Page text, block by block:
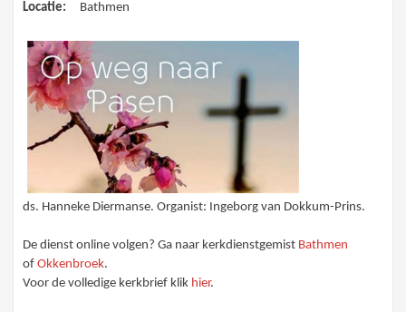
Locatie:
Bathmen
ds. Hanneke Diermanse. Organist: Ingeborg van Dokkum-Prins.
De dienst online volgen? Ga naar kerkdienstgemist Bathmen
ofOkkenbroek.
Voor de volledige kerkbrief klik hier.